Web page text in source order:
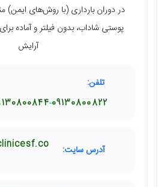
در دوران بارداری (با روش‌های ایمن)
پوستی شاداب، بدون فیلتر و آماده
آرایش
تلفن:
09130800822
آدرس سایت: